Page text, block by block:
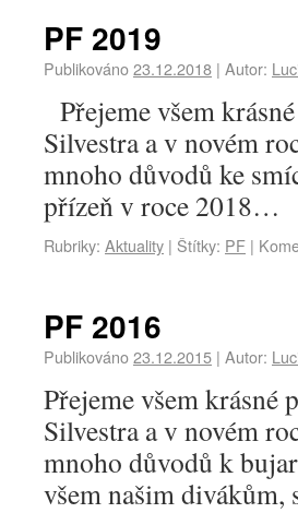
PF 2019
Publikováno23.12.2018 | Autor:
Přejeme všem
Silvestra a v novém
mnoho důvodů ke
přízeň v roce 2018…
Rubriky: Aktuality | Štítky: PF |
PF 2016
Publikováno23.12.2015 | Autor:
Přejeme všem krásné
Silvestra a v novém
mnoho důvodů k
všem našim